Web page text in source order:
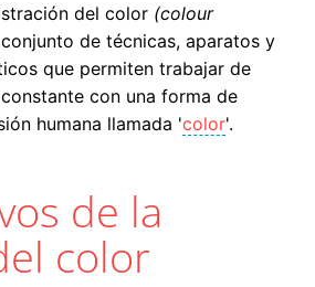
del color (colour
de técnicas, aparatos y
que permiten trabajar de
con una forma de
humana llamada 'color'.
de la
color